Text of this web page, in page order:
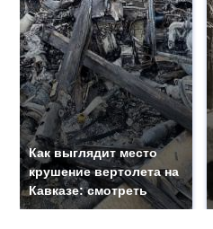
Как выглядит место
крушение вертолета на
Кавказе: смотреть